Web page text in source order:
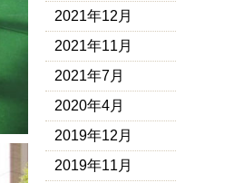
2021年12月
2021年11月
2021年7月
2020年4月
2019年12月
2019年11月